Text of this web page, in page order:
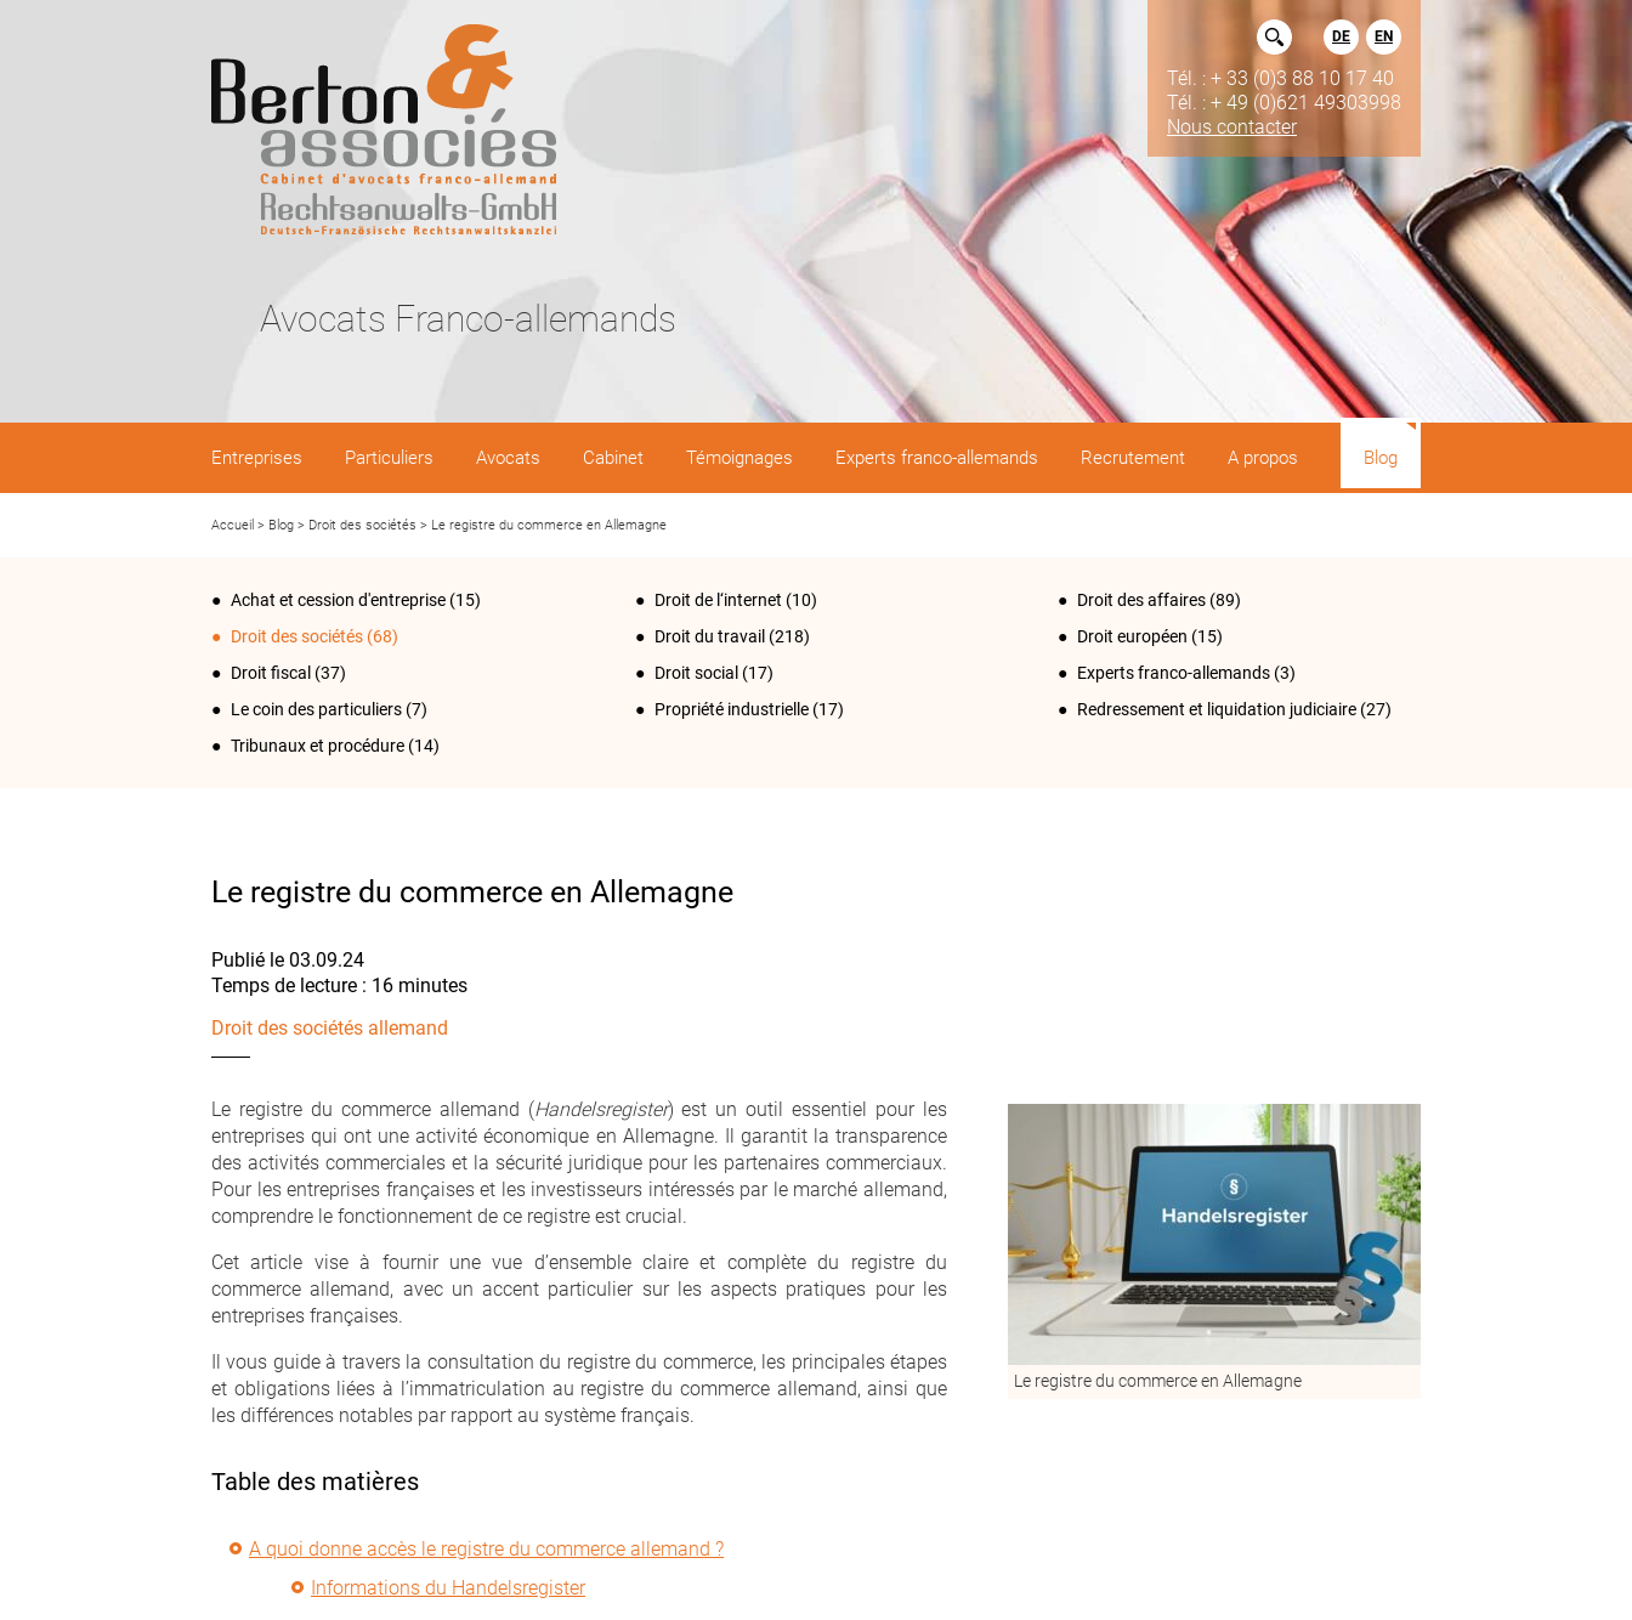
EN
DE
Tél. : + 33 (0)3 88 10 17 40
Tél. : + 49 (0)621 49303998
Nous contacter
Avocats Franco-allemands
Entreprises Particuliers Avocats Cabinet Témoignages Experts franco-allemands Recrutement A propos Blog
Accueil > Blog > Droit des sociétés > Le registre du commerce en Allemagne
Achat et cession d'entreprise (15) Droit de l‘internet (10) Droit des affaires (89)
Droit des sociétés (68) Droit du travail (218) Droit européen (15)
Droit fiscal (37) Droit social (17) Experts franco-allemands (3)
Le coin des particuliers (7) Propriété industrielle(17) Redressement et liquidation judiciaire (27)
Tribunaux et procédure (14)
Le registre du commerce en Allemagne
Publié le 03.09.24
Droit des sociétés allemand
Le registre du commerce en Allemagne
Le registre du commerce allemand (Handelsregister) est un outil essentiel pour les
entreprises qui ont une activité économique en Allemagne. Il garantit la transparence
des activités commerciales et la sécurité juridique pour les partenaires commerciaux.
Pour les entreprises françaises et les investisseurs intéressés par le marché allemand,
comprendre le fonctionnement de ce registre est crucial.
Cet article vise à fournir une vue d’ensemble claire et complète du registre du
commerce allemand, avec un accent particulier sur les aspects pratiques pour les
entreprises françaises.
Il vous guide à travers la consultation du registre du commerce, les principales étapes
et obligations liées à l’immatriculation au registre du commerce allemand, ainsi que
les différences notables par rapport au système français.
Table des matières
A quoi donne accès le registre du commerce allemand ?
Informations du Handelsregister